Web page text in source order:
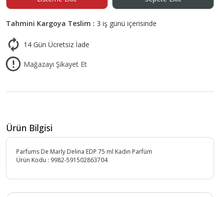
Tahmini Kargoya Teslim : 3 iş günü içerisinde
14 Gün Ücretsiz İade
Mağazayı Şikayet Et
Ürün Bilgisi
Parfums De Marly Delina EDP 75 ml Kadın Parfüm
Ürün Kodu : 9982-591502863704